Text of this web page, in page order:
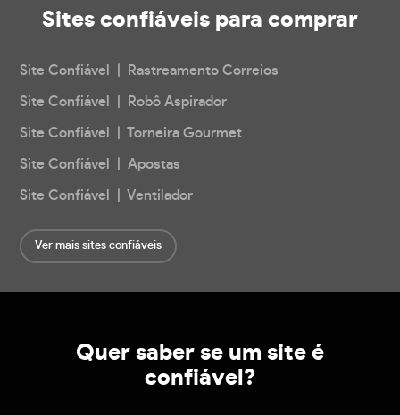
Sites confiáveis para comprar
Site Confiável | Rastreamento Correios
Site Confiável | Robô Aspirador
Site Confiável | Torneira Gourmet
Site Confiável | Apostas
Site Confiável | Ventilador
Ver mais sites confiáveis
Quer saber se um site é
confiável?